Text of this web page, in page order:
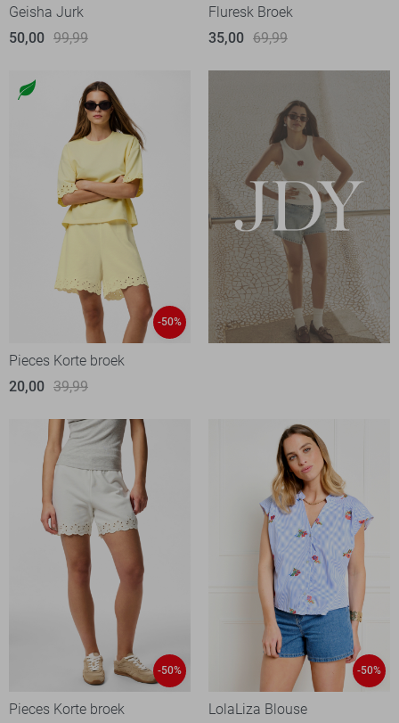
Geisha Jurk
50,00 99,99
Fluresk Broek
35,00 69,99
-50%
Pieces Korte broek
20,00 39,99
-50%
Pieces Korte broek
-50%
LolaLiza Blouse